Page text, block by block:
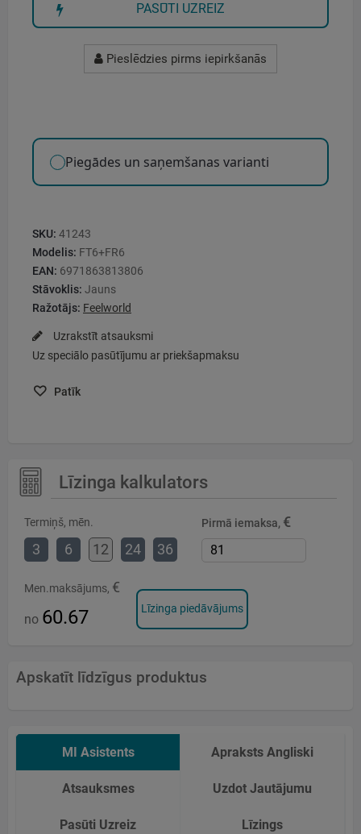
PASŪTI UZREIZ
Pieslēdzies pirms iepirkšanās
Piegādes un saņemšanas varianti
SKU: 41243
Modelis: FT6+FR6
EAN: 6971863813806
Stāvoklis: Jauns
Ražotājs: Feelworld
Uzrakstīt atsauksmi
Uz speciālo pasūtījumu ar priekšapmaksu
Patīk
Līzinga kalkulators
Termiņš, mēn.
3 6 12 24 36
Pirmā iemaksa, €
Men.maksājums, €
no 60.67 Līzinga piedāvājums
Apskatīt līdzīgus produktus
MI Asistents Apraksts Angliski
Atsauksmes Uzdot Jautājumu
Pasūti Uzreiz Līzings